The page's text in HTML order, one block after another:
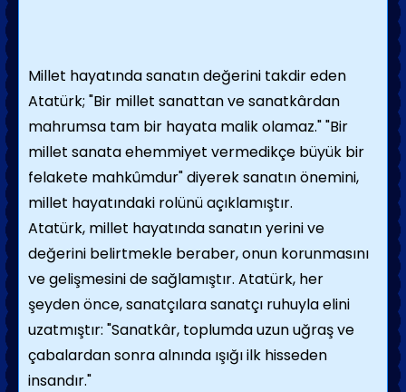
Millet hayatında sanatın değerini takdir eden
Atatürk; "Bir millet sanattan ve sanatkârdan
mahrumsa tam bir hayata malik olamaz." "Bir
millet sanata ehemmiyet vermedikçe büyük bir
felakete mahkûmdur" diyerek sanatın önemini,
millet hayatındaki rolünü açıklamıştır.
Atatürk, millet hayatında sanatın yerini ve
değerini belirtmekle beraber, onun korunmasını
ve gelişmesini de sağlamıştır. Atatürk, her
şeyden önce, sanatçılara sanatçı ruhuyla elini
uzatmıştır: "Sanatkâr, toplumda uzun uğraş ve
çabalardan sonra alnında ışığı ilk hisseden
insandır."